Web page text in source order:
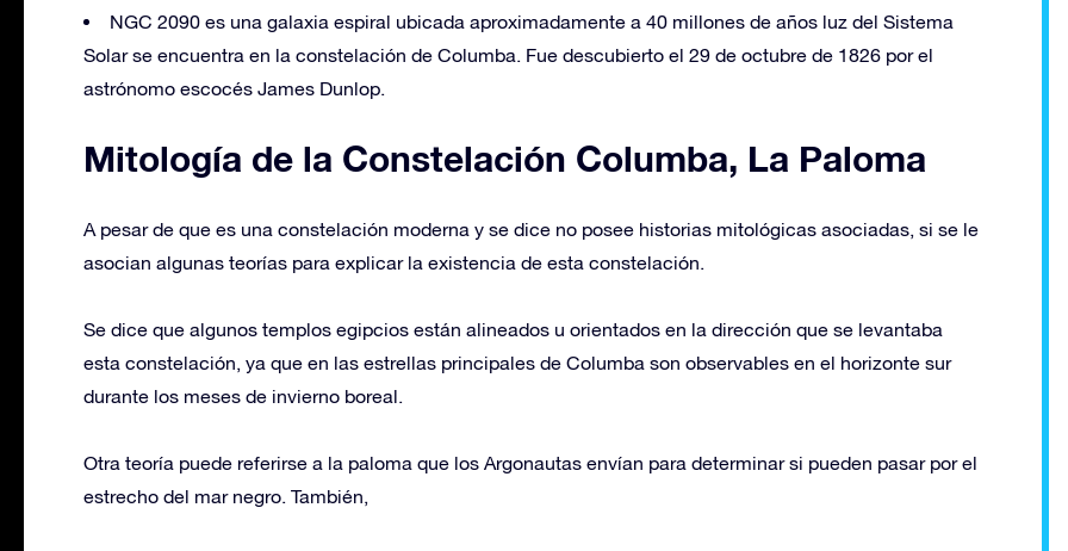
NGC 2090 es una galaxia espiral ubicada aproximadamente a 40 millones de años luz del Sistema
Solar se encuentra en la constelación de Columba. Fue descubierto el 29 de octubre de 1826 por el
astrónomo escocés James Dunlop.
Mitología de la Constelación Columba, La Paloma
A pesar de que es una constelación moderna y se dice no posee historias mitológicas asociadas, si se le
asocian algunas teorías para explicar la existencia de esta constelación.
Se dice que algunos templos egipcios están alineados u orientados en la dirección que se levantaba
esta constelación, ya que en las estrellas principales de Columba son observables en el horizonte sur
durante los meses de invierno boreal.
Otra teoría puede referirse a la paloma que los Argonautas envían para determinar si pueden pasar por el
estrecho del mar negro. También,